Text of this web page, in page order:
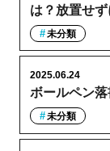
は？放置せず
未分類
ボールペン
2025.06.24
未分類